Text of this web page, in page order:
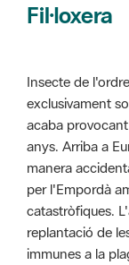
Fil·loxera
Insecte de
exclusivament
acaba
anys. Arriba a
manera
per l'Empordà
catastròfiques.
replantació de
immunes a la